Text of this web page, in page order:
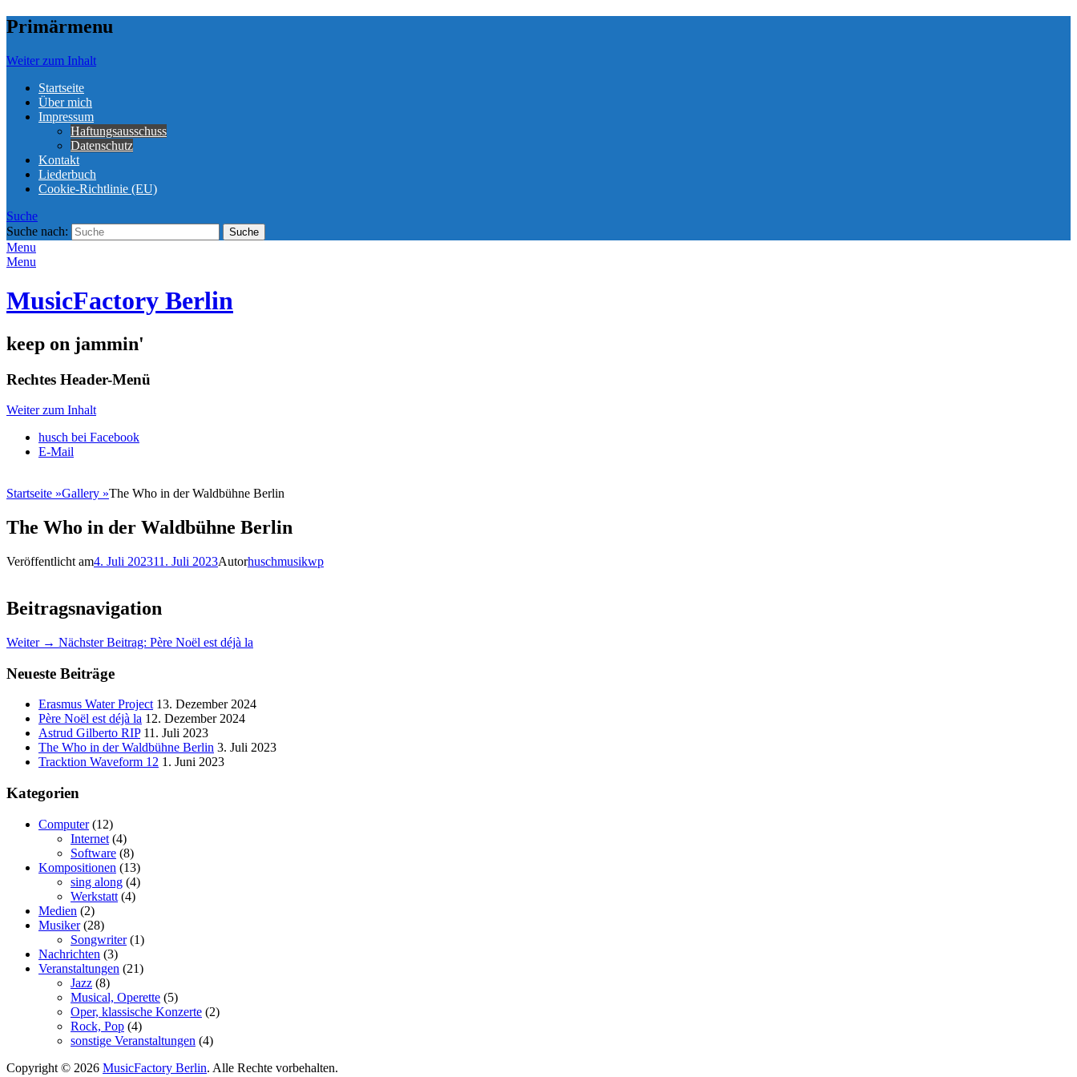
Primärmenu
Weiter zum Inhalt
Startseite
Über mich
Impressum
Haftungsausschuss
Datenschutz
Kontakt
Liederbuch
Cookie-Richtlinie (EU)
Suche
Suche nach:
Menu
Menu
MusicFactory Berlin
keep on jammin'
Rechtes Header-Menü
Weiter zum Inhalt
husch bei Facebook
E-Mail
Startseite »Gallery »The Who in der Waldbühne Berlin
The Who in der Waldbühne Berlin
Veröffentlicht am4. Juli 202311. Juli 2023Autorhuschmusikwp
Beitragsnavigation
Weiter → Nächster Beitrag: Père Noël est déjà la
Neueste Beiträge
Erasmus Water Project 13. Dezember 2024
Père Noël est déjà la 12. Dezember 2024
Astrud Gilberto RIP 11. Juli 2023
The Who in der Waldbühne Berlin 3. Juli 2023
Tracktion Waveform 12 1. Juni 2023
Kategorien
Computer(12)
Internet (4)
Software (8)
Kompositionen (13)
sing along (4)
Werkstatt (4)
Medien (2)
Musiker(28)
Songwriter(1)
Nachrichten (3)
Veranstaltungen (21)
Jazz (8)
Musical, Operette (5)
Oper, klassische Konzerte (2)
Rock, Pop (4)
sonstige Veranstaltungen (4)
Copyright © 2026 MusicFactory Berlin. Alle Rechte vorbehalten.